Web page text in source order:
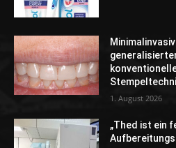
1. August 2026
„Thed ist ein